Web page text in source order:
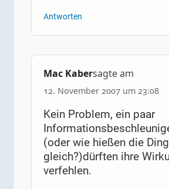
Antworten
Mac Kabersagte am
12. November 2007 um 23:08
Kein Problem, ein paar
(oder wie hießen die
gleich?)dürften ihre
verfehlen.